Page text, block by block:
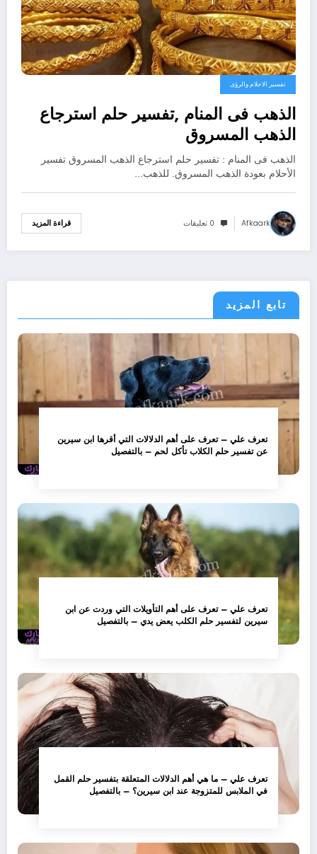
تفسير الاحلام والرؤى
الذهب فى المنام ,تفسير حلم استرجاع
الذهب المسروق
الذهب فى المنام : تفسير حلم استرجاع الذهب المسروق تفسير
الأحلام بعودة الذهب المسروق. للذهب…
Afkaark 0 تعليقات قراءة المزيد
تابع المزيد
تعرف علي – تعرف على أهم الدلالات التي أقرها ابن سيرين
عن تفسير حلم الكلاب تأكل لحم – بالتفصيل
تعرف علي – تعرف على أهم التأويلات التي وردت عن ابن
سيرين لتفسير حلم الكلب يعض يدي – بالتفصيل
تعرف علي – ما هي أهم الدلالات المتعلقة بتفسير حلم القمل
في الملابس للمتزوجة عند ابن سيرين؟ – بالتفصيل